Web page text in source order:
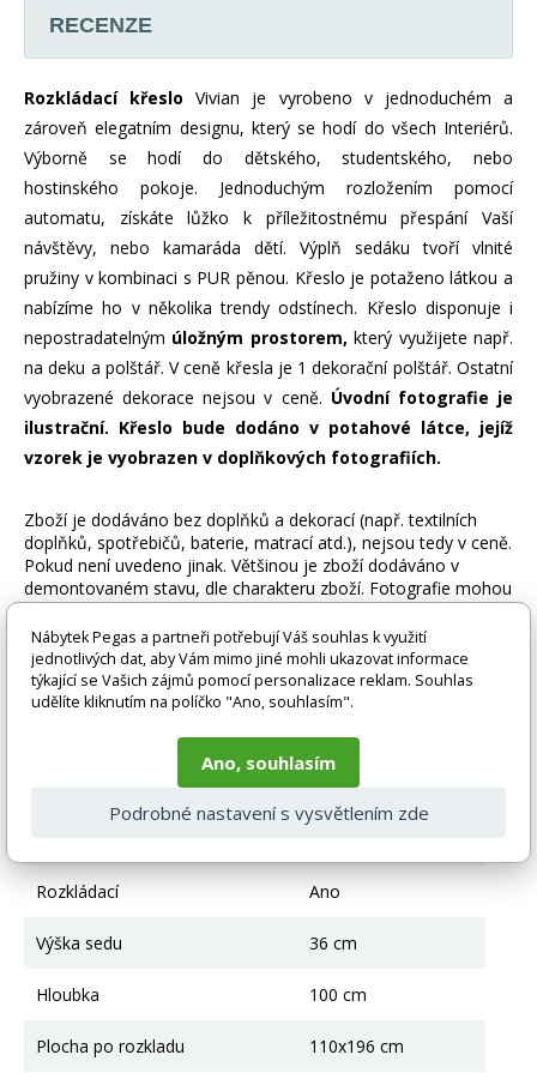
RECENZE
Rozkládací křeslo Vivian je vyrobeno v jednoduchém a
zároveň elegatním designu, který se hodí do všech Interiérů.
Výborně se hodí do dětského, studentského, nebo
hostinského pokoje. Jednoduchým rozložením pomocí
automatu, získáte lůžko k příležitostnému přespání Vaší
návštěvy, nebo kamaráda dětí. Výplň sedáku tvoří vlnité
pružiny v kombinaci s PUR pěnou. Křeslo je potaženo látkou a
nabízíme ho v několika trendy odstínech. Křeslo disponuje i
nepostradatelným úložným prostorem,který využijete např.
na deku a polštář. V ceně křesla je 1 dekorační polštář. Ostatní
vyobrazené dekorace nejsou v ceně. Úvodní fotografie je
ilustrační. Křeslo bude dodáno v potahové látce, jejíž
vzorek je vyobrazen v doplňkových fotografiích.
Zboží je dodáváno bez doplňků a dekorací (např. textilních
doplňků, spotřebičů, baterie, matrací atd.), nejsou tedy v ceně.
Pokud není uvedeno jinak. Většinou je zboží dodáváno v
demontovaném stavu, dle charakteru zboží. Fotografie mohou
být i ilustrační a barva produktu nemusí odpovídat skutečnosti
vlivem nastavení monitoru a převodem do el. podoby. V
případě nejasností kontaktujte naše klientské centrum
pegas@nabytek-pegas.cz či volejte 777244446.
Ano
Rozkládací Ano
Výška sedu 36 cm
Hloubka 100 cm
Plocha po rozkladu 110x196 cm
Nábytek Pegas a partneři potřebují Váš souhlas k využití
jednotlivých dat, aby Vám mimo jiné mohli ukazovat informace
týkající se Vašich zájmů pomocí personalizace reklam. Souhlas
udělíte kliknutím na políčko "Ano, souhlasím".
Ano, souhlasím
Podrobné nastavení s vysvětlením zde